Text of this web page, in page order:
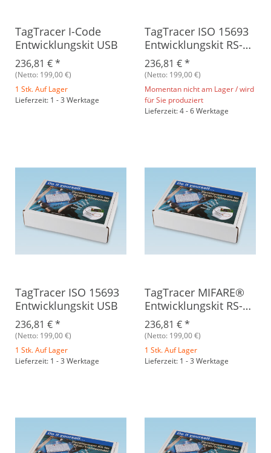
TagTracer I-Code
Entwicklungskit USB
236,81 €*
(Netto: 199,00 €)
1 Stk. Auf Lager
Lieferzeit: 1 - 3 Werktage
TagTracer ISO 15693
Entwicklungskit RS-
232
236,81 €*
(Netto: 199,00 €)
Momentan nicht am Lager / wird
für Sie produziert
Lieferzeit: 4 - 6 Werktage
TagTracer ISO 15693
Entwicklungskit USB
236,81 €*
(Netto: 199,00 €)
1 Stk. Auf Lager
Lieferzeit: 1 - 3 Werktage
TagTracer MIFARE®
Entwicklungskit RS-
232
236,81 €*
(Netto: 199,00 €)
1 Stk. Auf Lager
Lieferzeit: 1 - 3 Werktage